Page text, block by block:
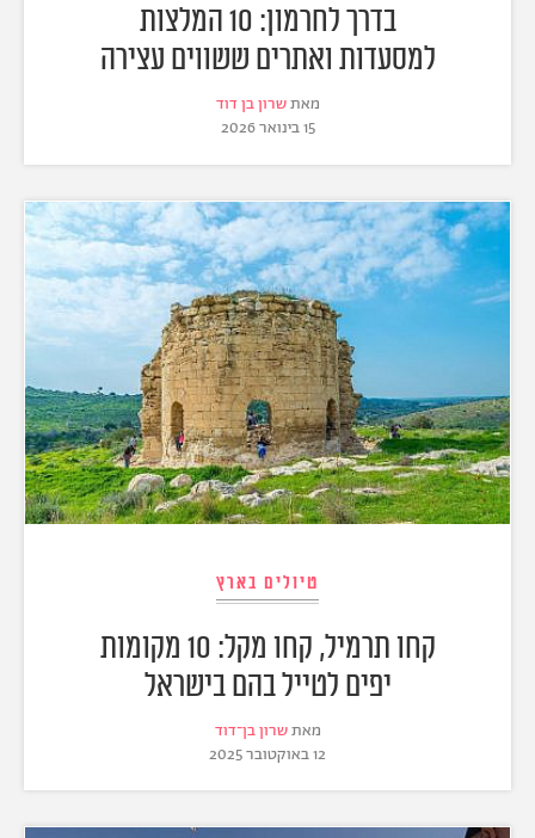
בדרך לחרמון: 10 המלצות
למסעדות ואתרים ששווים עצירה
מאתשרון בן דוד
15 בינואר 2026
טיולים בארץ
קחו תרמיל, קחו מקל: 10 מקומות
יפים לטייל בהם בישראל
מאתשרון בן־דוד
12 באוקטובר 2025